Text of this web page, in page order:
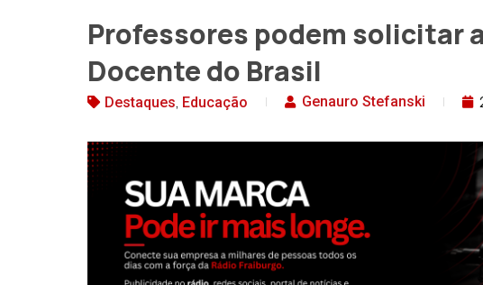
Professores podem solicitar
Docente do Brasil
Destaques, Educação Genauro Stefanski